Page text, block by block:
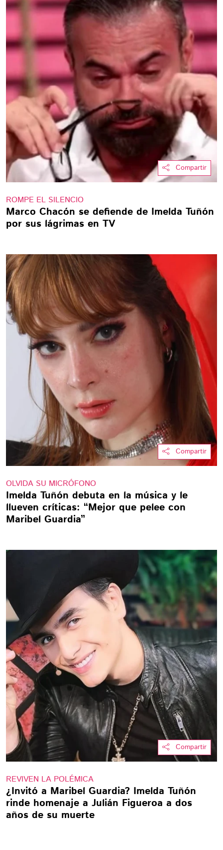
Compartir
ROMPE EL SILENCIO
Marco Chacón se defiende de Imelda Tuñón
por sus lágrimas en TV
Compartir
OLVIDA SU MICRÓFONO
Imelda Tuñón debuta en la música y le
llueven críticas: “Mejor que pelee con
Maribel Guardia”
Compartir
REVIVEN LA POLÉMICA
¿Invitó a Maribel Guardia? Imelda Tuñón
rinde homenaje a Julián Figueroa a dos
años de su muerte